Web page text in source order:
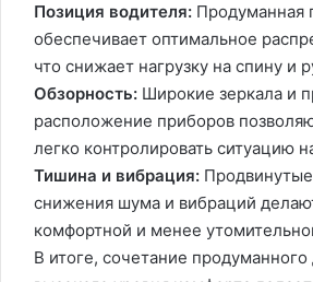
Позиция водителя: Продуманная
обеспечивает оптимальное
что снижает нагрузку на спину и
Обзорность: Широкие зеркала и
расположение приборов
легко контролировать ситуацию
Тишина и вибрация:
снижения шума и вибраций
комфортной и менее
В итоге, сочетание продуманного